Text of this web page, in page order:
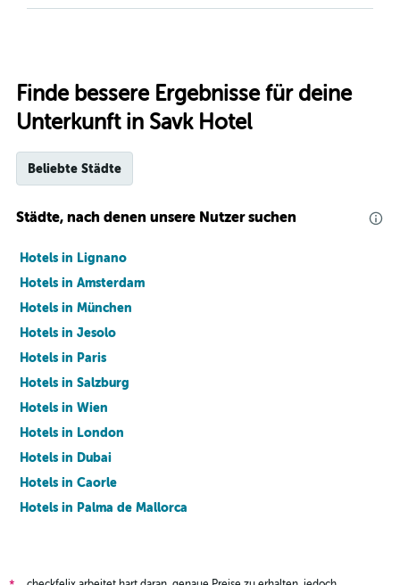
Finde bessere Ergebnisse für deine
Unterkunft in Savk Hotel
Beliebte Städte
Städte, nach denen unsere Nutzer suchen
Hotels in Lignano
Hotels in Amsterdam
Hotels in München
Hotels in Jesolo
Hotels in Paris
Hotels in Salzburg
Hotels in Wien
Hotels in London
Hotels in Dubai
Hotels in Caorle
Hotels in Palma de Mallorca